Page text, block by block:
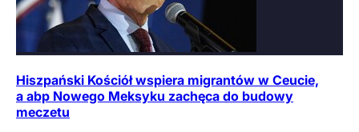
Hiszpański Kościół wspiera migrantów w Ceucie,
a abp Nowego Meksyku zachęca do budowy
meczetu